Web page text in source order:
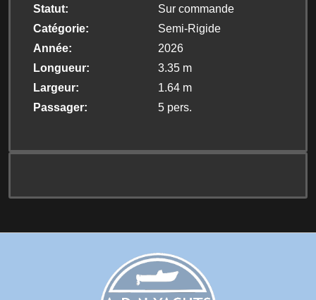
Statut
Sur commande
Catégorie
Semi-Rigide
Année
2026
Longueur
3.35 m
Largeur
1.64 m
Passager
5 pers.